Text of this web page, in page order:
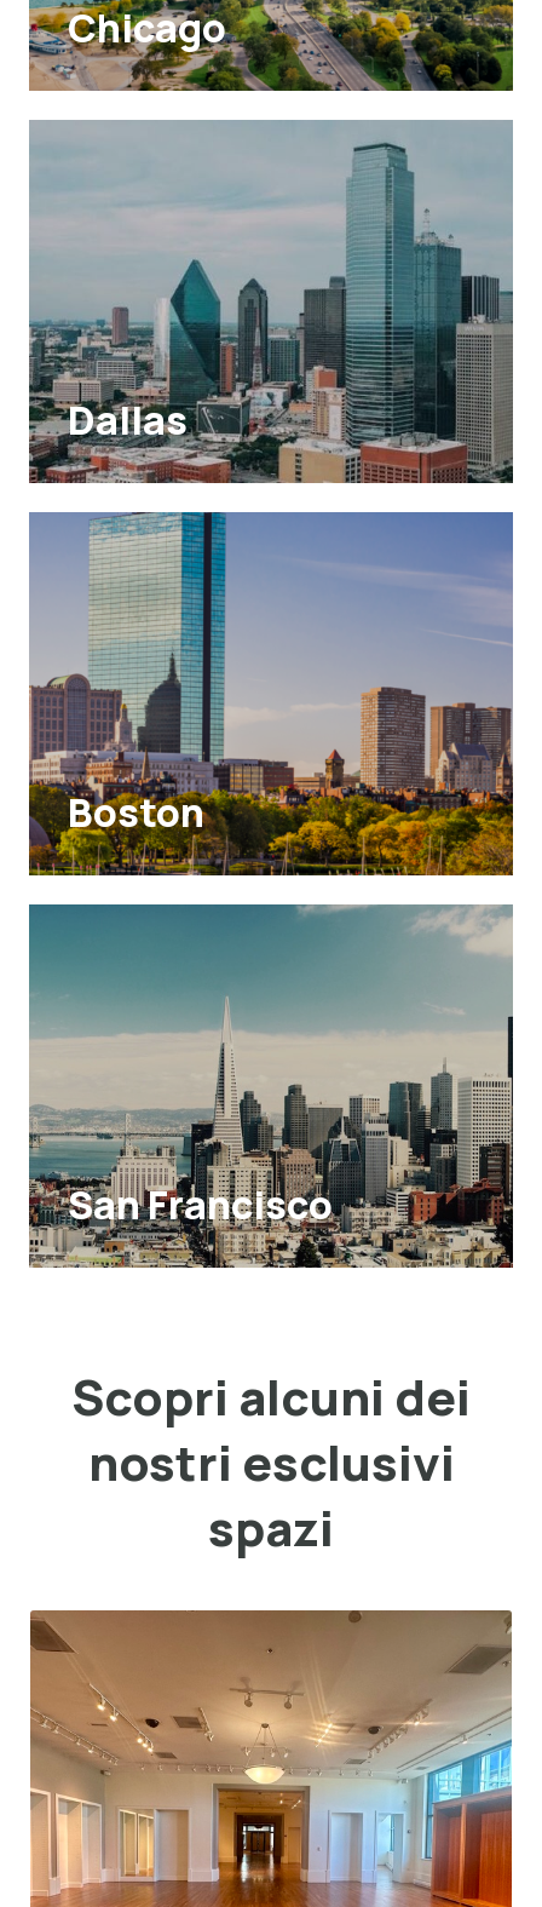
Chicago
Dallas
Boston
San Francisco
Scopri alcuni dei
nostri esclusivi
spazi